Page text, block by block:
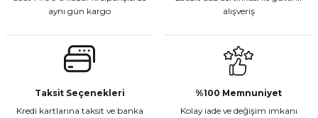
CF Moto 450MT Sol Kumanda Düğmeleri Komple
aynı gün kargo
alışveriş
Taksit Seçenekleri
Kredi kartlarına taksit ve banka
%100 Memnuniyet
Kolay iade ve değişim imkanı